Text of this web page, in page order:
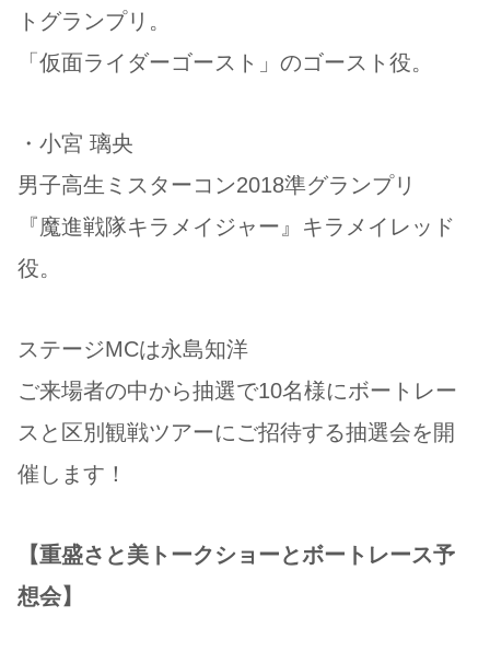
トグランプリ。
「仮⾯ライダーゴースト」のゴースト役。
・小宮 璃央
男子高生ミスターコン2018準グランプリ
『魔進戦隊キラメイジャー』キラメイレッド
役。
ステージMCは永島知洋
ご来場者の中から抽選で10名様にボートレー
スと区別観戦ツアーにご招待する抽選会を開
催します！
【重盛さと美トークショーとボートレース予
想会】